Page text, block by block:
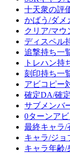
十天衆の評
かばう/ダメ
クリア/マウ
ディスペル
追撃持ち一
トレハン持
刻印持ち一
アビコピー
確定DA/確
サブメンバ
0ターンア
最終キャラ/
キャラ/ジョ
キャラ年齢/